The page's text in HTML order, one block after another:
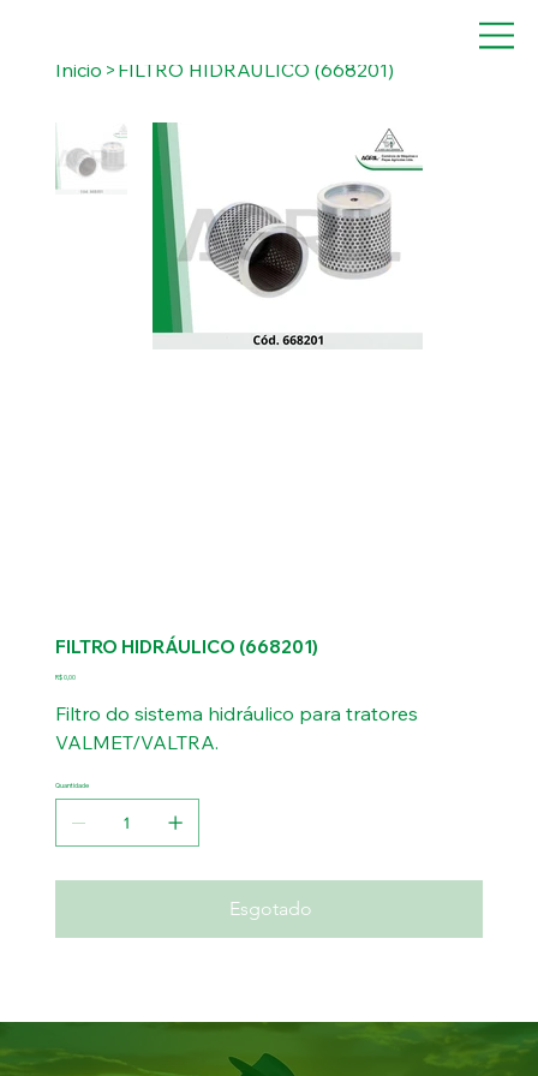
Inicio > FILTRO HIDRÁULICO (668201)
FILTRO HIDRÁULICO (668201)
Preço
R$ 0,00
Filtro do sistema hidráulico para tratores
VALMET/VALTRA.
Quantidade
Esgotado